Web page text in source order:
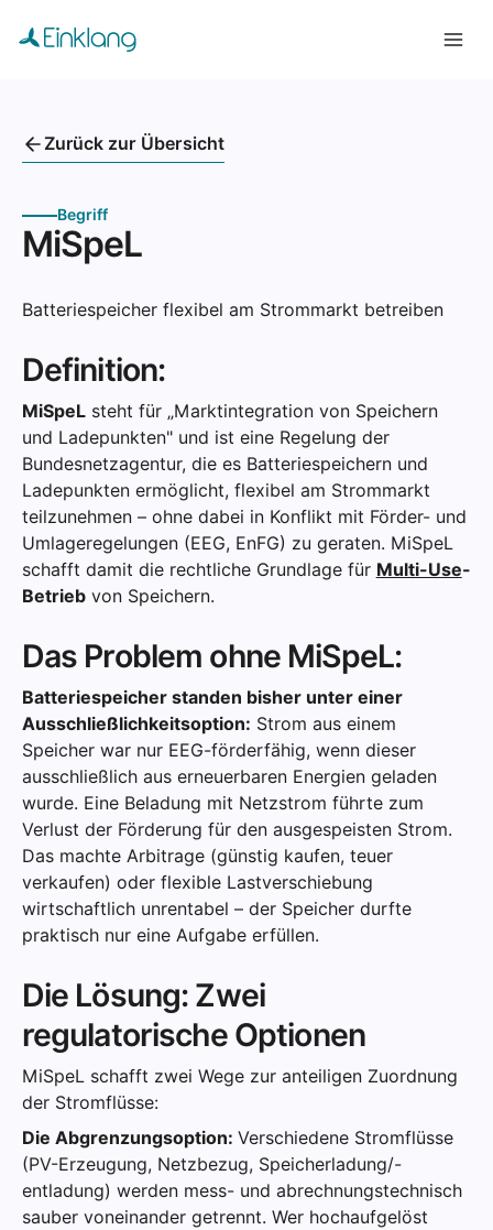
Zurück zur Übersicht
Begriff
MiSpeL
Batteriespeicher flexibel am Strommarkt betreiben
Definition:
MiSpeLsteht für „Marktintegration von Speichern
und Ladepunkten" und ist eine Regelung der
Bundesnetzagentur, die es Batteriespeichern und
Ladepunkten ermöglicht, flexibel am Strommarkt
teilzunehmen – ohne dabei in Konflikt mit Förder- und
Umlageregelungen (EEG, EnFG) zu geraten. MiSpeL
schafft damit die rechtliche Grundlage für Multi-Use-
Betriebvon Speichern.
Das Problem ohne MiSpeL:
Batteriespeicher standen bisher unter einer
Ausschließlichkeitsoption: Strom aus einem
Speicher war nur EEG-förderfähig, wenn dieser
ausschließlich aus erneuerbaren Energien geladen
wurde. Eine Beladung mit Netzstrom führte zum
Verlust der Förderung für den ausgespeisten Strom.
Das machte Arbitrage (günstig kaufen, teuer
verkaufen) oder flexible Lastverschiebung
wirtschaftlich unrentabel – der Speicher durfte
praktisch nur eine Aufgabe erfüllen.
Die Lösung: Zwei
regulatorische Optionen
MiSpeL schafft zwei Wege zur anteiligen Zuordnung
der Stromflüsse:
Die Abgrenzungsoption: Verschiedene Stromflüsse
(PV-Erzeugung, Netzbezug, Speicherladung/-
entladung) werden mess- und abrechnungstechnisch
sauber voneinander getrennt. Wer hochaufgelöst